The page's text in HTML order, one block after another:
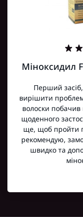
Міноксидил
Перший
вирішити
волоски
щоденного
ще, щоб пройти
рекомендую,
швидко та